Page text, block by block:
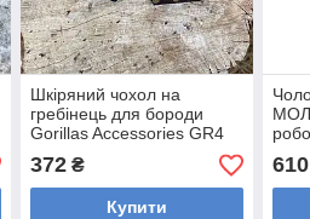
Шкіряний чохол на
гребінець для бороди
Gorillas Accessories GR4
372₴
Купити
610